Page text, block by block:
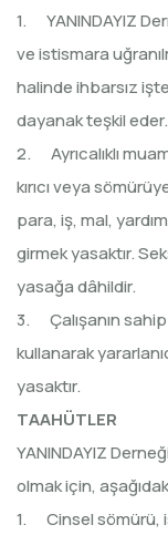
1. YANINDAYIZ
ve istismara
halinde ihbarsız
dayanak teşkil eder.
2. Ayrıcalıklı
kırıcı veya
para, iş, mal,
girmek yasaktır.
yasağa dâhildir.
3. Çalışanın
kullanarak
yasaktır.
TAAHÜTLER
YANINDAYIZ
olmak için,
1. Cinsel sömürü,